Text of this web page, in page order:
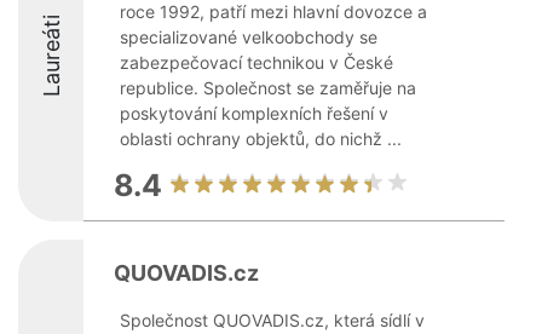
Laureáti
roce 1992, patří mezi hlavní dovozce a
specializované velkoobchody se
zabezpečovací technikou v České
republice. Společnost se zaměřuje na
poskytování komplexních řešení v
oblasti ochrany objektů, do nichž ...
8.4
QUOVADIS.cz
Společnost QUOVADIS.cz, která sídlí v